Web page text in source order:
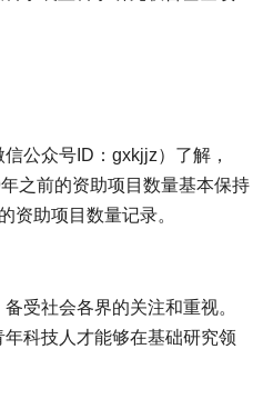
公众号ID：gxkjjz）了解，
之前的资助项目数量基本保持
资助项目数量记录。
受社会各界的关注和重视。
科技人才能够在基础研究领